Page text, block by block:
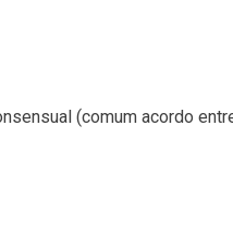
(comum acordo